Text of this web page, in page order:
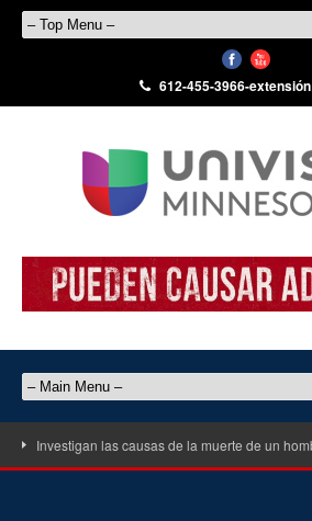
612-455-3966-extensión
Investigan las causas de la muerte de un